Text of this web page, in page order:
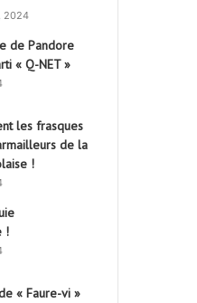
2024
de Pandore
« Q-NET »
les frasques
de la
!
!
« Faure-vi »